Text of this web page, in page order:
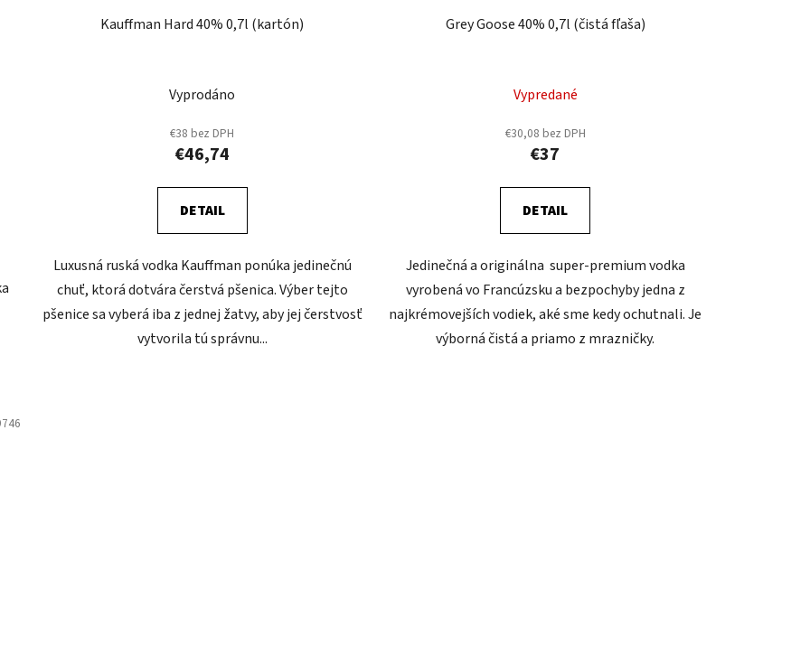
Kauffman Hard 40% 0,7l (kartón)
Vyprodáno
€38 bez DPH
€46,74
DETAIL
Luxusná ruská vodka Kauffman ponúka jedinečnú
chuť, ktorá dotvára čerstvá pšenica. Výber tejto
pšenice sa vyberá iba z jednej žatvy, aby jej čerstvosť
vytvorila tú správnu...
Grey Goose 40% 0,7l (čistá fľaša)
Vypredané
€30,08 bez DPH
€37
DETAIL
Jedinečná a originálna super-premium vodka
vyrobená vo Francúzsku a bezpochyby jedna z
najkrémovejších vodiek, aké sme kedy ochutnali. Je
výborná čistá a priamo z mrazničky.